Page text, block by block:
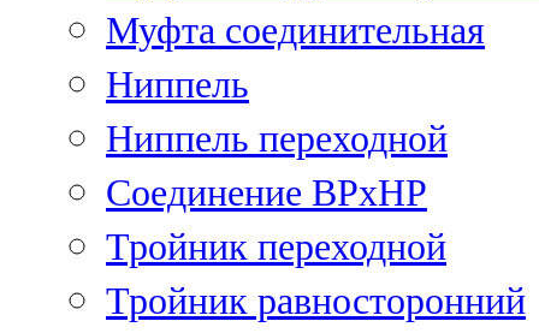
Муфта соединительная
Ниппель
Ниппель переходной
Соединение ВРхНР
Тройник переходной
Тройник равносторонний